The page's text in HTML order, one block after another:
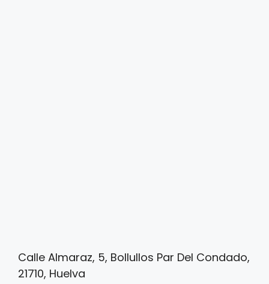
Calle Almaraz, 5, Bollullos Par Del Condado,
21710, Huelva